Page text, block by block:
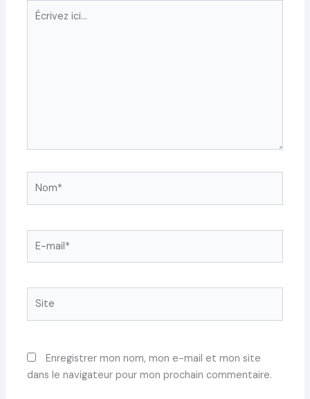
Écrivez
mail*
Enregistrer mon nom, mon e-mail et mon site
dans le navigateur pour mon prochain commentaire.